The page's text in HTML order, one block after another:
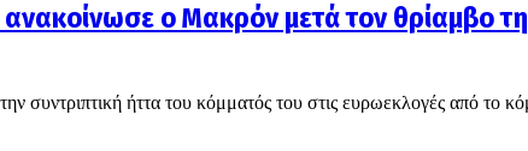
ανακοίνωσε ο Μακρόν μετά τον θρίαμβο
συντριπτική ήττα του κόμματός του στις ευρωεκλογές από το